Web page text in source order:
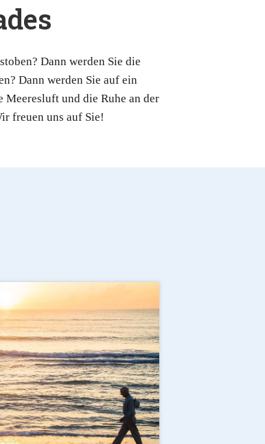
Dann werden Sie die
Dann werden Sie auf ein
Meeresluft und die Ruhe an der
freuen uns auf Sie!